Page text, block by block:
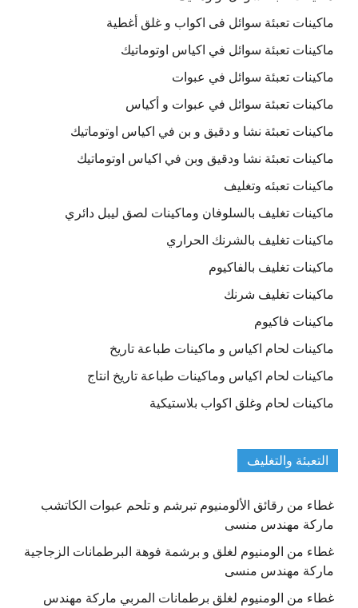
ماكينات تعبئة سوائل فى اكواب و غلق أغطية
ماكينات تعبئة سوائل في اكياس اوتوماتيك
ماكينات تعبئة سوائل في عبوات
ماكينات تعبئة سوائل في عبوات و أكياس
ماكينات تعبئة نشا و دقيق و بن في اكياس اوتوماتيك
ماكينات تعبئة نشا ودقيق وبن في اكياس اوتوماتيك
ماكينات تعبئه وتغليف
ماكينات تغليف بالسلوفان وماكينات لصق ليبل دائري
ماكينات تغليف بالشرنك الحراري
ماكينات تغليف بالفاكيوم
ماكينات تغليف شرنك
ماكينات فاكيوم
ماكينات لحام اكياس و ماكينات طباعة تاريخ
ماكينات لحام اكياس وماكينات طباعة تاريخ انتاج
ماكينات لحام وغلق اكواب بلاستيكية
التعبئة والتغليف
غطاء من رقائق الألومنيوم تبرشم و تلحم عبوات الكاتشب
ماركة مهندس منسى
غطاء من الومنيوم لغلق و برشمة فوهة البرطمانات الزجاجية
ماركة مهندس منسى
غطاء من الومنيوم لغلق برطمانات المربي ماركة مهندس